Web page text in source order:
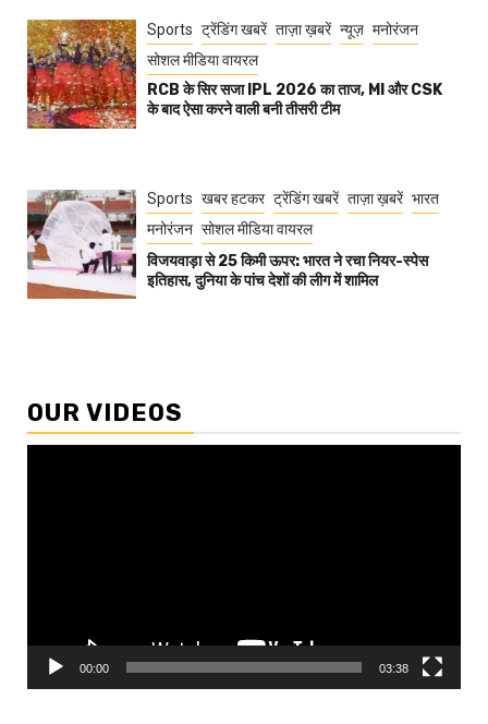
Sports ट्रेंडिंग खबरें ताज़ा ख़बरें न्यूज़ मनोरंजन
सोशल मीडिया वायरल
RCB के सिर सजा IPL 2026 का ताज, MI और CSK
के बाद ऐसा करने वाली बनी तीसरी टीम
Sports खबर हटकर ट्रेंडिंग खबरें ताज़ा ख़बरें भारत
मनोरंजन सोशल मीडिया वायरल
विजयवाड़ा से 25 किमी ऊपर: भारत ने रचा नियर-स्पेस
इतिहास, दुनिया के पांच देशों की लीग में शामिल
OUR VIDEOS
00:00 03:38